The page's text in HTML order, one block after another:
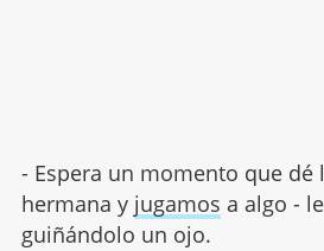
- Espera un momento que dé
hermana y jugamos a algo -
guiñándolo un ojo.